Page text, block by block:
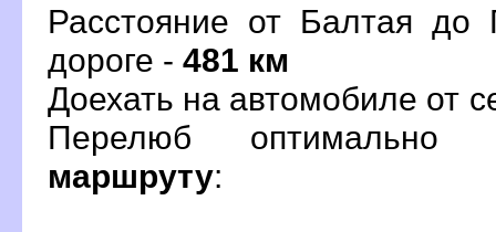
Расстояние от Балтая
дороге - 481 км
Доехать на автомобиле от
Перелюб оптимально
маршруту: